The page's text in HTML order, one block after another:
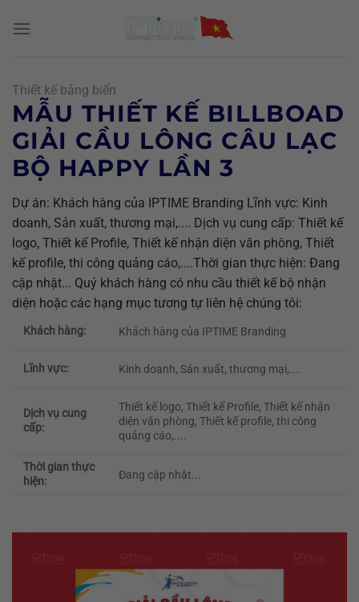
đến
Thiết kế bảng biển
MẪU THIẾT KẾ BILLBOAD
GIẢI CẦU LÔNG CÂU LẠC
BỘ HAPPY LẦN 3
Dự án: Khách hàng của IPTIME Branding Lĩnh vực: Kinh
doanh, Sản xuất, thương mại,.... Dịch vụ cung cấp: Thiết kế
logo, Thiết kế Profile, Thiết kế nhận diện văn phòng, Thiết
kế profile, thi công quảng cáo,....Thời gian thực hiện: Đang
cập nhật... Quý khách hàng có nhu cầu thiết kế bộ nhận
diện hoặc các hạng mục tương tự liên hệ chúng tôi:
Khách hàng: Khách hàng của IPTIME Branding
Lĩnh vực: Kinh doanh, Sản xuất, thương mại,....
Dịch vụ cung
cấp:
Thiết kế logo, Thiết kế Profile, Thiết kế nhận
diện văn phòng, Thiết kế profile, thi công
quảng cáo,....
Thời gian thực
hiện:
Đang cập nhật...